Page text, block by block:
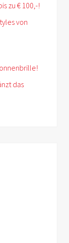
zu € 100,-!
von
das